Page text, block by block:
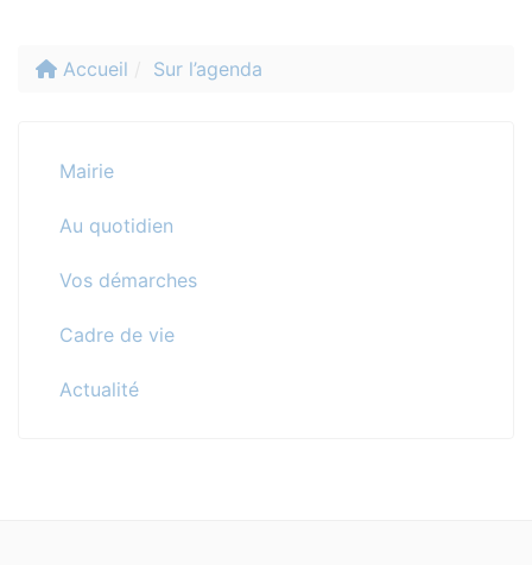
Accueil Sur l’agenda
Mairie
Au quotidien
Vos démarches
Cadre de vie
Actualité